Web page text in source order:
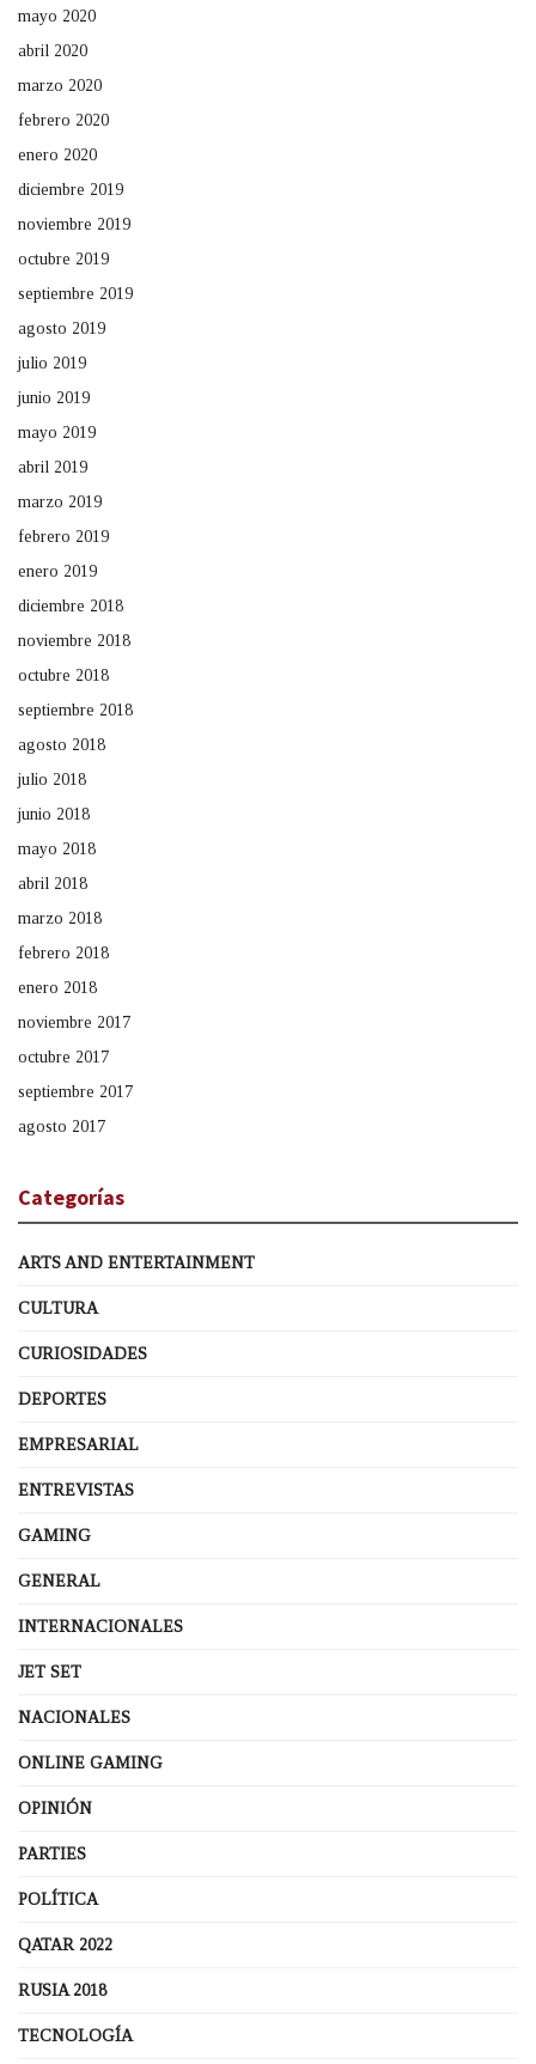
mayo 2020
abril 2020
marzo 2020
febrero 2020
enero 2020
diciembre 2019
noviembre 2019
octubre 2019
septiembre 2019
agosto 2019
julio 2019
junio 2019
mayo 2019
abril 2019
marzo 2019
febrero 2019
enero 2019
diciembre 2018
noviembre 2018
octubre 2018
septiembre 2018
agosto 2018
julio 2018
junio 2018
mayo 2018
abril 2018
marzo 2018
febrero 2018
enero 2018
noviembre 2017
octubre 2017
septiembre 2017
agosto 2017
Categorías
ARTS AND ENTERTAINMENT
CULTURA
CURIOSIDADES
DEPORTES
EMPRESARIAL
ENTREVISTAS
GAMING
GENERAL
INTERNACIONALES
JET SET
NACIONALES
ONLINE GAMING
OPINIÓN
PARTIES
POLÍTICA
QATAR 2022
RUSIA 2018
TECNOLOGÍA